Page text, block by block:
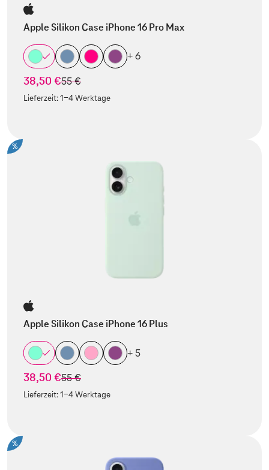
Apple Silikon Case iPhone 16 Pro Max
+ 6
38,50 €statt
55 €
Lieferzeit:1-4 Werktage
%
Apple Silikon Case iPhone 16 Plus
+ 5
38,50 €statt
55 €
Lieferzeit:1-4 Werktage
%